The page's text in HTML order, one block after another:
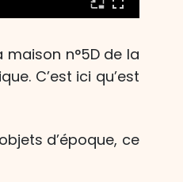
n°5D de la
C’est ici qu’est
d’époque, ce